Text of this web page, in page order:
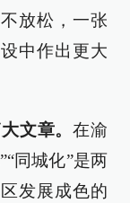
放松，一张
中作出更大
文章。在渝
同城化”是两
发展成色的